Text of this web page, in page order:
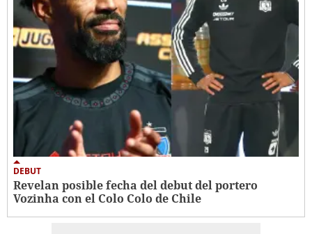
DEBUT
Revelan posible fecha del debut del portero
Vozinha con el Colo Colo de Chile